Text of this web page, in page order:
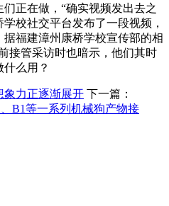
正在做，“确实视频发出去之
校社交平台发布了一段视频，
福建漳州康桥学校宣传部的相
接管采访时也暗示，他们其时
么用？
象力正逐渐展开 下一篇：
B1等一系列机械狗产物接